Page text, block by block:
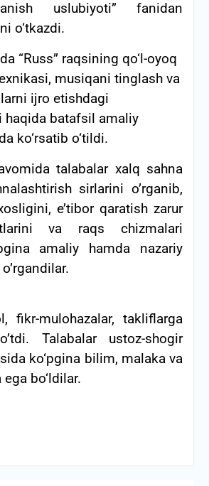
uslubiyoti” fanidan
o‘tkazdi.
“Russ” raqsining qo‘l-oyoq
musiqani tinglash va
ijro etishdagi
haqida batafsil amaliy
ko‘rsatib o‘tildi.
talabalar xalq sahna
sirlarini o’rganib,
e’tibor qaratish zarur
va raqs chizmalari
amaliy hamda nazariy
fikr-mulohazalar, takliflarga
Talabalar ustoz-shogir
ko‘pgina bilim, malaka va
ega bo‘ldilar.